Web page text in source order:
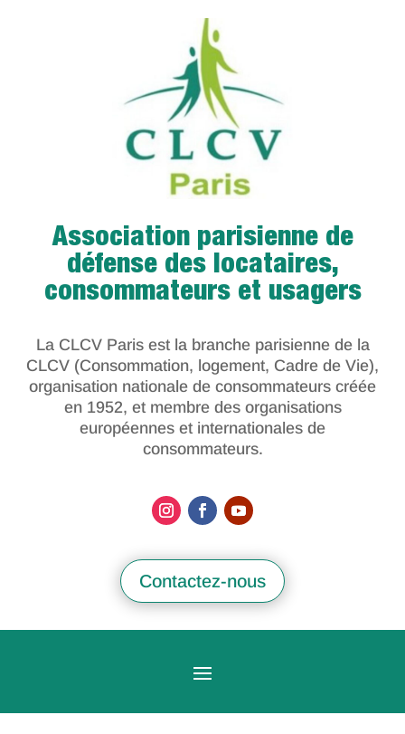
Association parisienne de
défense des locataires,
consommateurs et usagers
La CLCV Paris est la branche parisienne de la
CLCV (Consommation, logement, Cadre de Vie),
organisation nationale de consommateurs créée
en 1952, et membre des organisations
européennes et internationales de
consommateurs.
Contactez-nous